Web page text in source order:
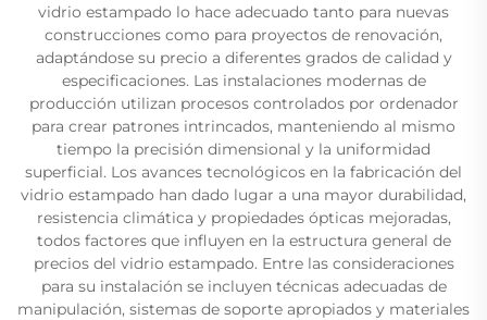
vidrio estampado lo hace adecuado tanto para nuevas
construcciones como para proyectos de renovación,
adaptándose su precio a diferentes grados de calidad y
especificaciones. Las instalaciones modernas de
producción utilizan procesos controlados por ordenador
para crear patrones intrincados, manteniendo al mismo
tiempo la precisión dimensional y la uniformidad
superficial. Los avances tecnológicos en la fabricación del
vidrio estampado han dado lugar a una mayor durabilidad,
resistencia climática y propiedades ópticas mejoradas,
todos factores que influyen en la estructura general de
precios del vidrio estampado. Entre las consideraciones
para su instalación se incluyen técnicas adecuadas de
manipulación, sistemas de soporte apropiados y materiales